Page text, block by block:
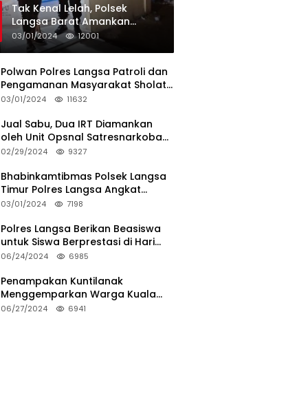
Tak Kenal Lelah, Polsek
Langsa Barat Amankan
Rekapitulasi Selama12 Hari di
Kecamatan Baro
03/01/2024 12001
Polwan Polres Langsa Patroli dan
Pengamanan Masyarakat Sholat
Jumat
03/01/2024 11632
Jual Sabu, Dua IRT Diamankan
oleh Unit Opsnal Satresnarkoba
Polres Langsa
02/29/2024 9327
Bhabinkamtibmas Polsek Langsa
Timur Polres Langsa Angkat
Kerenda Bantu Prosesi
03/01/2024 7198
Polres Langsa Berikan Beasiswa
untuk Siswa Berprestasi di Hari
Bhayangkara ke-78
06/24/2024 6985
Penampakan Kuntilanak
Menggemparkan Warga Kuala
Langsa dan Btn Sungai Pauh
06/27/2024 6941